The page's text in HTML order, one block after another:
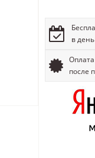
в
Оплата
после